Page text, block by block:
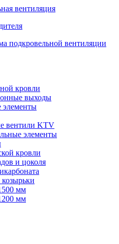
подкровельной вентиляции
кровли
выходы
элементы
вентили KTV
элементы
кровли
и цоколя
мм
мм